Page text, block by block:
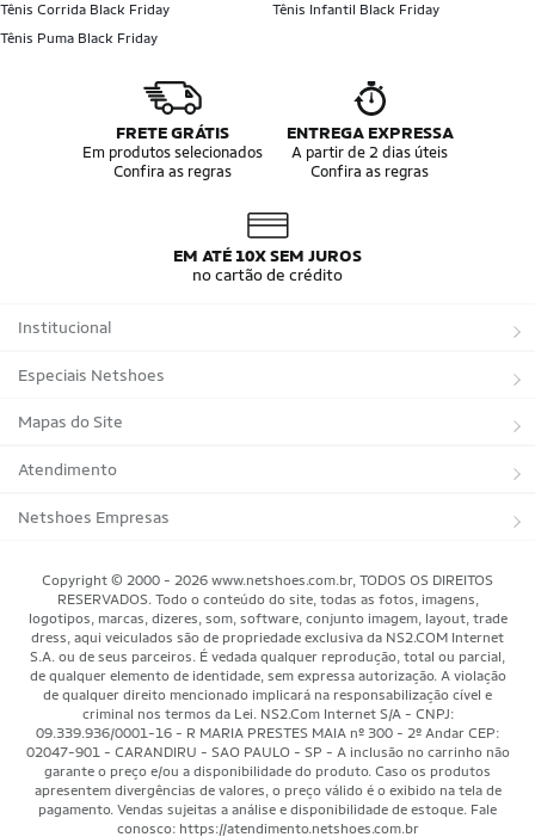
Tênis Corrida Black Friday
Tênis Infantil Black Friday
Tênis Puma Black Friday
FRETE GRÁTIS
Em produtos selecionados
Confira as regras
ENTREGA EXPRESSA
A partir de 2 dias úteis
Confira as regras
EM ATÉ 10X SEM JUROS
no cartão de crédito
Institucional
Sobre a Netshoes
Política de Privacidade
Programa de Afiliados
Regulamentos
Programa de Integridade
Blog
Black Friday Magalu
Black Friday Netshoes
Lojas Físicas
Especiais Netshoes
Suplementos
Corrida
Bicicletas
Basquete
Motorsport
Saúde Bem-Estar
Aventura
Mundo das Raquetes
Mapas do Site
Marcas
Tipos de Produtos
Atendimento
Trocas e devoluções
Minha Conta
Meus Pedidos
Pagamentos
Cancelamentos
Segurança & Privacidade
Como Comprar
Netshoes Empresas
Copyright © 2000 - 2026 www.netshoes.com.br, TODOS OS DIREITOS
RESERVADOS. Todo o conteúdo do site, todas as fotos, imagens,
logotipos, marcas, dizeres, som, software, conjunto imagem, layout, trade
dress, aqui veiculados são de propriedade exclusiva da NS2.COM Internet
S.A. ou de seus parceiros. É vedada qualquer reprodução, total ou parcial,
de qualquer elemento de identidade, sem expressa autorização. A violação
de qualquer direito mencionado implicará na responsabilização cível e
criminal nos termos da Lei. NS2.Com Internet S/A - CNPJ:
09.339.936/0001-16 - R MARIA PRESTES MAIA nº 300 - 2º Andar CEP:
02047-901 - CARANDIRU - SAO PAULO - SP - A inclusão no carrinho não
garante o preço e/ou a disponibilidade do produto. Caso os produtos
apresentem divergências de valores, o preço válido é o exibido na tela de
pagamento. Vendas sujeitas a análise e disponibilidade de estoque. Fale
conosco: https://atendimento.netshoes.com.br